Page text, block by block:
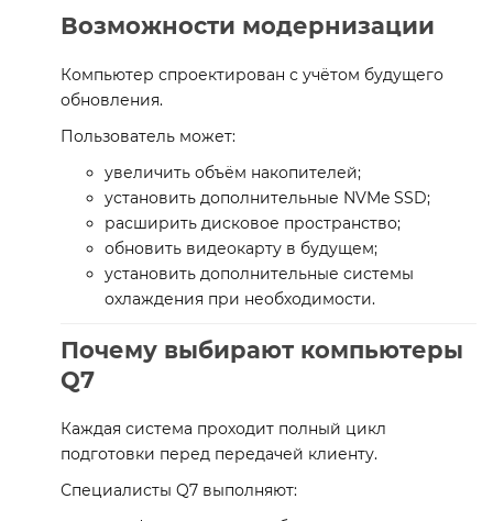
Возможности модернизации
Компьютер спроектирован с учётом будущего
обновления.
Пользователь может:
увеличить объём накопителей;
установить дополнительные NVMe SSD;
расширить дисковое пространство;
обновить видеокарту в будущем;
установить дополнительные системы
охлаждения при необходимости.
Почему выбирают компьютеры
Q7
Каждая система проходит полный цикл
подготовки перед передачей клиенту.
Специалисты Q7 выполняют: